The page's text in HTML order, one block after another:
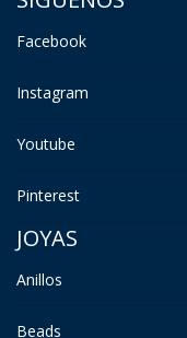
Facebook
Instagram
Youtube
Pinterest
JOYAS
Anillos
Beads